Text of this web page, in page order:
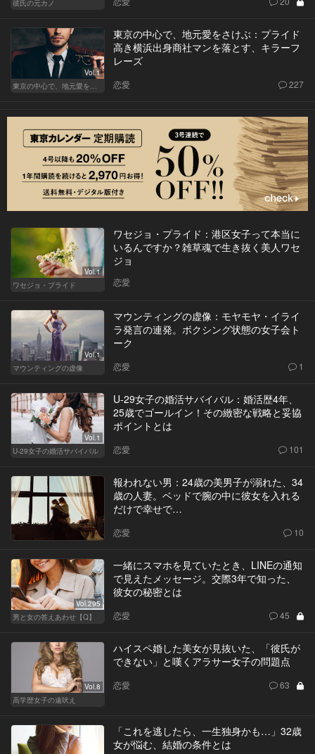
彼氏の元カノ
Vol.1
東京の中心で、地元愛をさけぶ
東京の中心で、地元愛をさけぶ：プライド
高き横浜出身商社マンを落とす、キラーフ
レーズ
恋愛 227
Vol.1
ワセジョ・プライド
ワセジョ・プライド：港区女子って本当に
いるんですか？雑草魂で生き抜く美人ワセ
ジョ
恋愛
Vol.1
マウンティングの虚像
マウンティングの虚像：モヤモヤ・イライ
ラ発言の連発。ボクシング状態の女子会ト
ーク
恋愛 1
Vol.1
U-29女子の婚活サバイバル
U-29女子の婚活サバイバル：婚活歴4年、
25歳でゴールイン！その緻密な戦略と妥協
ポイントとは
恋愛 101
報われない男：24歳の美男子が溺れた、34
歳の人妻。ベッドで腕の中に彼女を入れる
だけで幸せで…
恋愛 10
Vol.295
男と女の答えあわせ【Q】
一緒にスマホを見ていたとき、LINEの通知
で見えたメッセージ。交際3年で知った、
彼女の秘密とは
恋愛 45
Vol.8
高学歴女子の遠吠え
ハイスペ婚した美女が見抜いた、「彼氏が
できない」と嘆くアラサー女子の問題点
恋愛 63
「これを逃したら、一生独身かも…」32歳
女が悩む、結婚の条件とは